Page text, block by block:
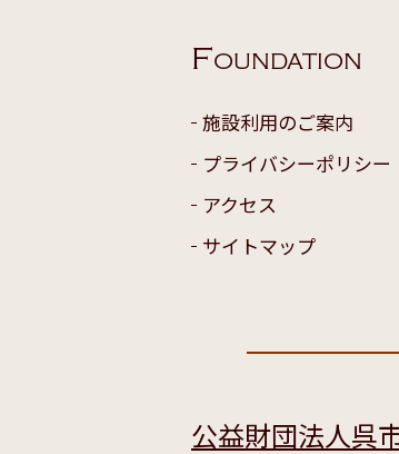
FOUNDATION
施設利用のご案内
プライバシーポリシー
アクセス
サイトマップ
公益財団法人呉